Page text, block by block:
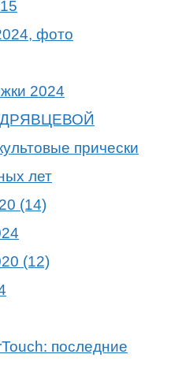
фото
2024
прически
лет
последние